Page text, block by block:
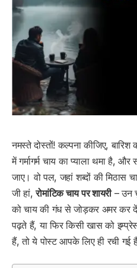
नमस्ते दोस्तों! कल्पना कीजिए,
में गर्मागर्म चाय का प्याला थमा है,
जाए। वो पल, जहां शब्दों की मिठास
जी हां,रोमांटिक चाय पर शायरी– उन
को चाय की गंध से जोड़कर अमर कर
पढ़ते हैं, या फिर किसी खास को
हैं, तो ये पोस्ट आपके लिए ही रची गई